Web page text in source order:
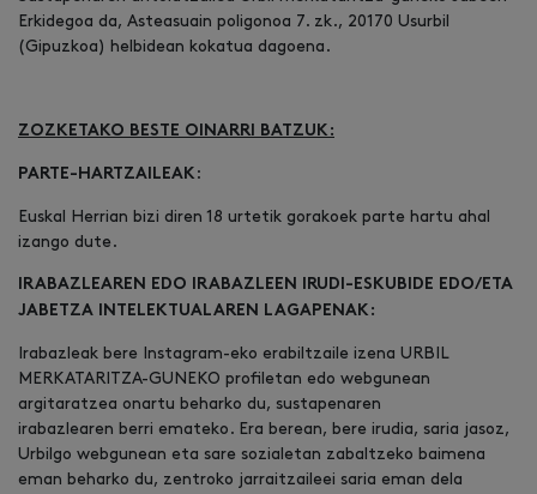
Erkidegoa da, Asteasuain poligonoa 7. zk., 20170 Usurbil
(Gipuzkoa) helbidean kokatua dagoena.
ZOZKETAKO BESTE OINARRI BATZUK:
PARTE-HARTZAILEAK :
Euskal Herrian bizi diren 18 urtetik gorakoek parte hartu ahal
izango dute.
IRABAZLEAREN EDO IRABAZLEEN IRUDI-ESKUBIDE EDO/ETA
JABETZA INTELEKTUALAREN LAGAPENAK:
Irabazleak bere Instagram-eko erabiltzaile izena URBIL
MERKATARITZA-GUNEKO profiletan edo webgunean
argitaratzea onartu beharko du, sustapenaren
irabazlearen berri emateko. Era berean, bere irudia, saria jasoz,
Urbilgo webgunean eta sare sozialetan zabaltzeko baimena
eman beharko du, zentroko jarraitzaileei saria eman dela